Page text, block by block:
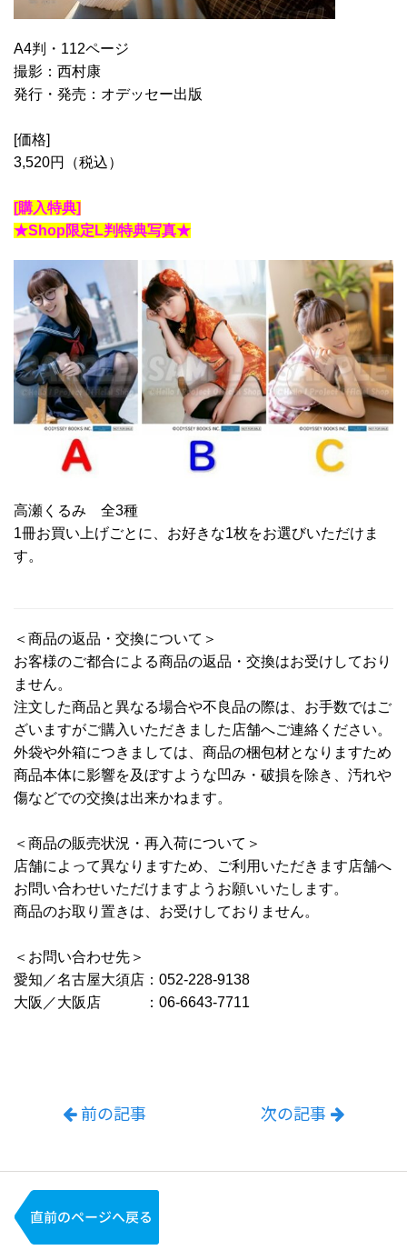
A4判・112ページ
撮影：西村康
発行・発売：オデッセー出版
[価格]
3,520円（税込）
[購入特典]
★Shop限定L判特典写真★
高瀬くるみ 全3種
1冊お買い上げごとに、お好きな1枚をお選びいただけま
す。
＜商品の返品・交換について＞
お客様のご都合による商品の返品・交換はお受けしており
ません。
注文した商品と異なる場合や不良品の際は、お手数ではご
ざいますがご購入いただきました店舗へご連絡ください。
外袋や外箱につきましては、商品の梱包材となりますため
商品本体に影響を及ぼすような凹み・破損を除き、汚れや
傷などでの交換は出来かねます。
＜商品の販売状況・再入荷について＞
店舗によって異なりますため、ご利用いただきます店舗へ
お問い合わせいただけますようお願いいたします。
商品のお取り置きは、お受けしておりません。
＜お問い合わせ先＞
愛知／名古屋大須店：052-228-9138
大阪／大阪店 ：06-6643-7711
前の記事 次の記事